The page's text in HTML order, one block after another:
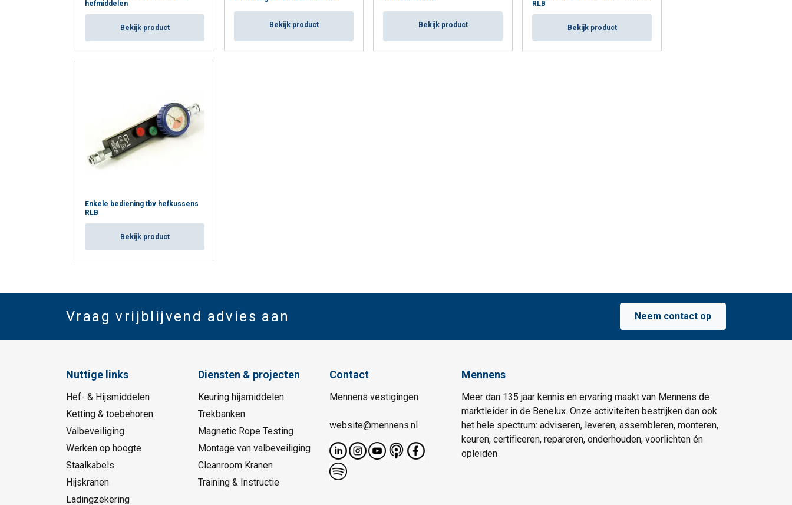
hefmiddelen
Bekijk product Bekijk product Bekijk product
RLB
Bekijk product
Enkele bediening tbv hefkussens
RLB
Bekijk product
Vraag vrijblijvend advies aan Neem contact op
Nuttige links
Hef- & Hijsmiddelen
Ketting & toebehoren
Valbeveiliging
Werken op hoogte
Staalkabels
Hijskranen
Ladingzekering
Diensten & projecten
Keuring hijsmiddelen
Trekbanken
Magnetic Rope Testing
Montage van valbeveiliging
Cleanroom Kranen
Training & Instructie
Contact
Mennens vestigingen
website@mennens.nl
Mennens
Meer dan 135 jaar kennis en ervaring maakt van Mennens de
marktleider in de Benelux. Onze activiteiten bestrijken dan ook
het hele spectrum: adviseren, leveren, assembleren, monteren,
keuren, certificeren, repareren, onderhouden, voorlichten én
opleiden